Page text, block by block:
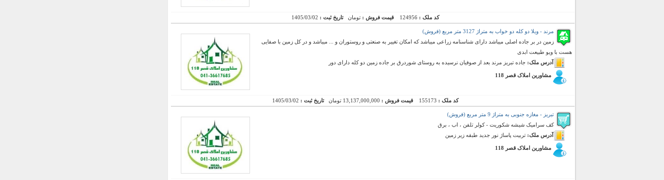
کد ملک : 124956 قیمت فروش : تومانتاریخ ثبت : 1405/03/02
مرند - ویلا دو کله دو خواب به متراژ 3127 متر مربع (فروش)
زمین در بر جاده اصلی میباشد دارای شناسنامه زراعی میباشد که امکان تغییر به صنعتی و روستوران و ... میباشد و در کل زمین با صفایی
هست با ویو طبیعت ابدی
آدرس ملک: جاده تبریز مرند بعد از صوفیان نرسیده به روستای شوردرق بر جاده زمین دو کله دارای دور
مشاورین املاک قصر 118
کد ملک : 155173 قیمت فروش : 13,137,000,000 تومان تاریخ ثبت : 1405/03/02
تبریز - مغازه جنوبی به متراژ 9 متر مربع (فروش)
کف سرامیک شیشه شکوریت - کولر تلفن ، اب ، برق
آدرس ملک: تربیت پاساژ نور جدید طبقه زیر زمین
مشاورین املاک قصر 118